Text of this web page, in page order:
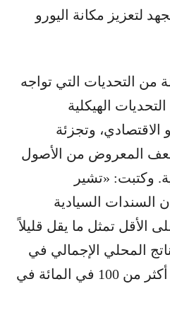
لتعزيز مكانة اليورو
من التحديات التي تواجه
التحديات الهيكلية
الاقتصادي، وتجزئة
المعروض من الأصول
وكتبت: «تشير
السندات السيادية
الأقل تمثل ما يقل قليلاً
الناتج المحلي الإجمالي في
الاتحاد الأوروبي، مقابل أكثر من 100 في المائة في